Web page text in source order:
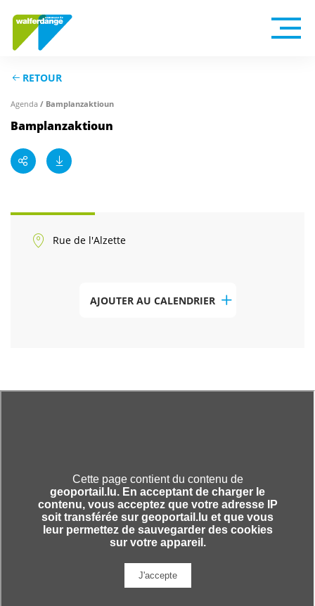
RETOUR
Agenda / Bamplanzaktioun
Bamplanzaktioun
Rue de l'Alzette
AJOUTER AU CALENDRIER